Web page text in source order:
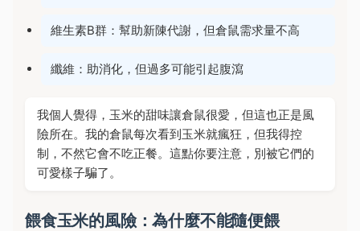
維生素B群：幫助新陳代謝，但倉鼠需求量不高
纖維：助消化，但過多可能引起腹瀉
我個人覺得，玉米的甜味讓倉鼠很愛，但這也正是風
險所在。我的倉鼠每次看到玉米就瘋狂，但我得控
制，不然它會不吃正餐。這點你要注意，別被它們的
可愛樣子騙了。
餵食玉米的風險：為什麼不能隨便餵